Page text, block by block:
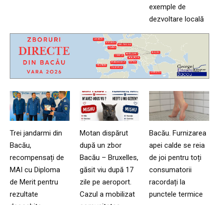
exemple de
dezvoltare locală
Trei jandarmi din
Bacău,
recompensați de
MAI cu Diploma
de Merit pentru
rezultate
Motan dispărut
după un zbor
Bacău – Bruxelles,
găsit viu după 17
zile pe aeroport.
Cazul a mobilizat
Bacău. Furnizarea
apei calde se reia
de joi pentru toți
consumatorii
racordați la
punctele termice